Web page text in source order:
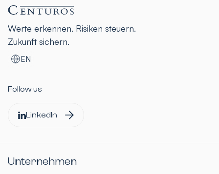
Werte erkennen. Risiken steuern.
Zukunft sichern.
EN
Follow us
LinkedIn
Unternehmen